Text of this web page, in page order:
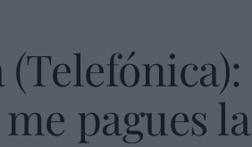
pagues